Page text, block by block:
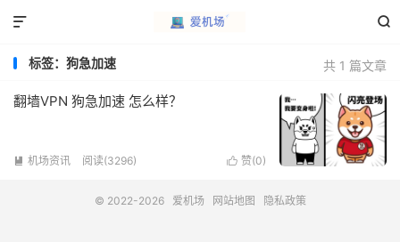


共 1 篇文章
标签：狗急加速
翻墙VPN 狗急加速 怎么样？
 赞(0)
 机场资讯 阅读(3296)
© 2022-2026 爱机场 网站地图 隐私政策